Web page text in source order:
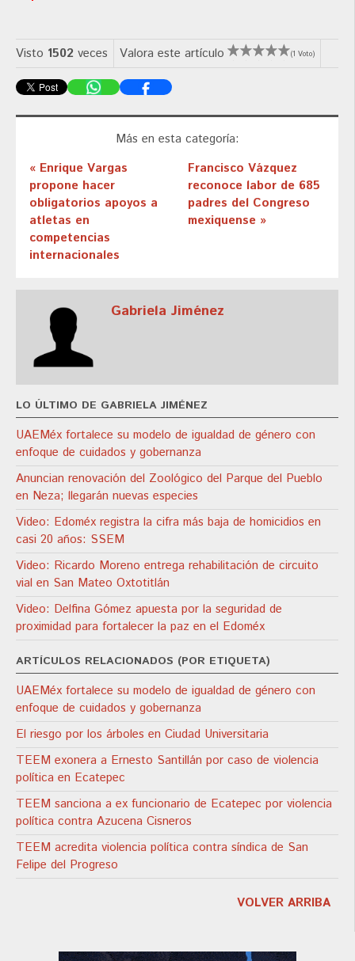
Visto 1502 veces Valora este artículo (1 Voto)
Más en esta categoría:
« Enrique Vargas
propone hacer
obligatorios apoyos a
atletas en
competencias
internacionales
Francisco Vázquez
reconoce labor de 685
padres del Congreso
mexiquense »
Gabriela Jiménez
LO ÚLTIMO DE GABRIELA JIMÉNEZ
UAEMéx fortalece su modelo de igualdad de género con
enfoque de cuidados y gobernanza
Anuncian renovación del Zoológico del Parque del Pueblo
en Neza; llegarán nuevas especies
Video: Edoméx registra la cifra más baja de homicidios en
casi 20 años: SSEM
Video: Ricardo Moreno entrega rehabilitación de circuito
vial en San Mateo Oxtotitlán
Video: Delfina Gómez apuesta por la seguridad de
proximidad para fortalecer la paz en el Edoméx
ARTÍCULOS RELACIONADOS (POR ETIQUETA)
UAEMéx fortalece su modelo de igualdad de género con
enfoque de cuidados y gobernanza
El riesgo por los árboles en Ciudad Universitaria
TEEM exonera a Ernesto Santillán por caso de violencia
política en Ecatepec
TEEM sanciona a ex funcionario de Ecatepec por violencia
política contra Azucena Cisneros
TEEM acredita violencia política contra síndica de San
Felipe del Progreso
VOLVER ARRIBA